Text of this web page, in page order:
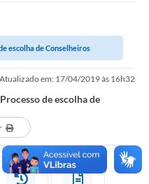
escolha de Conselheiros
Atualizado em: 17/04/2019 às 16h32
de escolha de